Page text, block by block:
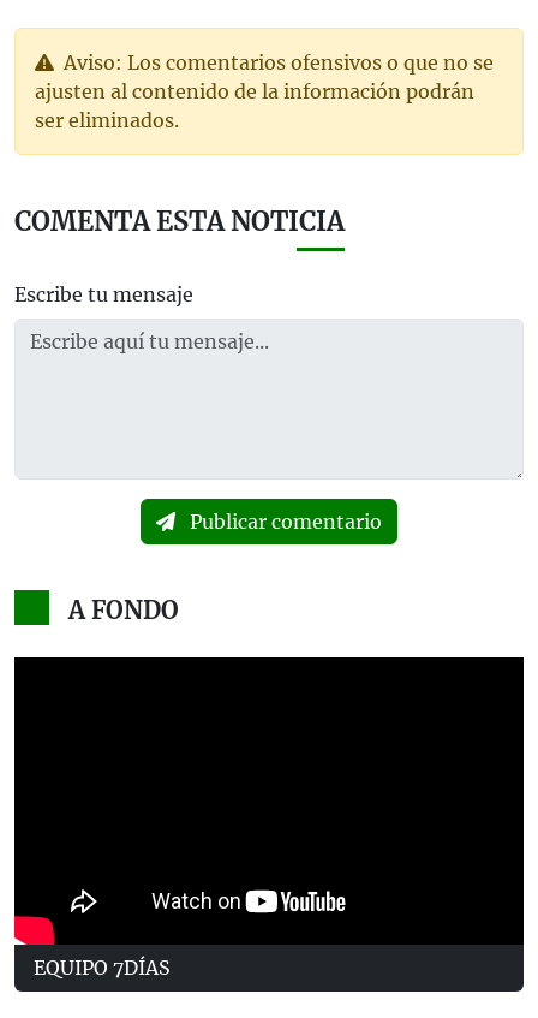
Aviso: Los comentarios ofensivos o que no se
ajusten al contenido de la información podrán
ser eliminados.
COMENTA ESTA NOTICIA
Escribe tu mensaje
Publicar comentario
A FONDO
EQUIPO 7DÍAS